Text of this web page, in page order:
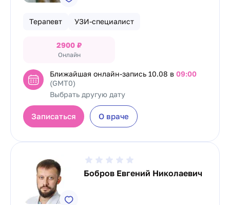
Терапевт УЗИ-специалист
2900 ₽
Онлайн
Ближайшая онлайн-запись 10.08 в 09:00
(GMT0)
Выбрать другую дату
Записаться О враче
Бобров Евгений Николаевич